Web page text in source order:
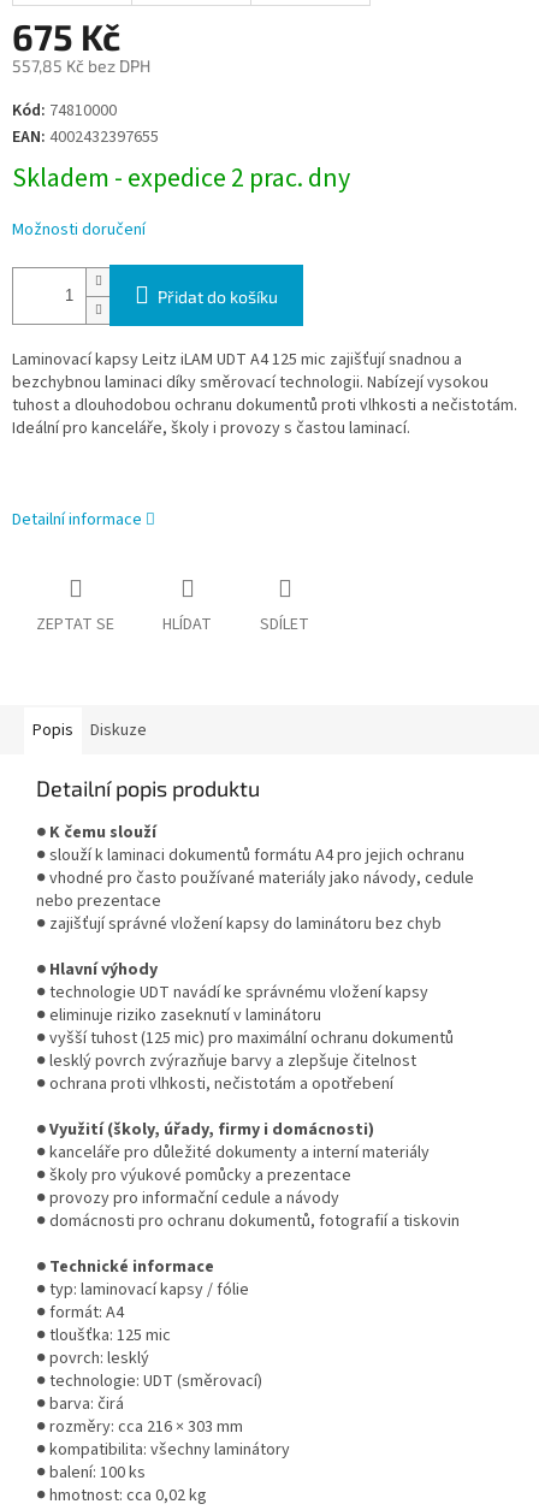
675 Kč
557,85 Kč bez DPH
Měrná
cena:
Kód: 74810000
EAN: 4002432397655
Skladem - expedice 2 prac. dny
Možnosti doručení
Přidat do košíku
Laminovací kapsy Leitz iLAM UDT A4 125 mic zajišťují snadnou a
bezchybnou laminaci díky směrovací technologii. Nabízejí vysokou
tuhost a dlouhodobou ochranu dokumentů proti vlhkosti a nečistotám.
Ideální pro kanceláře, školy i provozy s častou laminací.
Detailní informace
ZEPTAT SE HLÍDAT SDÍLET
Popis Diskuze
Detailní popis produktu
● K čemu slouží
● slouží k laminaci dokumentů formátu A4 pro jejich ochranu
● vhodné pro často používané materiály jako návody, cedule
nebo prezentace
● zajišťují správné vložení kapsy do laminátoru bez chyb
● Hlavní výhody
● technologie UDT navádí ke správnému vložení kapsy
● eliminuje riziko zaseknutí v laminátoru
● vyšší tuhost (125 mic) pro maximální ochranu dokumentů
● lesklý povrch zvýrazňuje barvy a zlepšuje čitelnost
● ochrana proti vlhkosti, nečistotám a opotřebení
● Využití (školy, úřady, firmy i domácnosti)
● kanceláře pro důležité dokumenty a interní materiály
● školy pro výukové pomůcky a prezentace
● provozy pro informační cedule a návody
● domácnosti pro ochranu dokumentů, fotografií a tiskovin
● Technické informace
● typ: laminovací kapsy / fólie
● formát: A4
● tloušťka: 125 mic
● povrch: lesklý
● technologie: UDT (směrovací)
● barva: čirá
● rozměry: cca 216 × 303 mm
● kompatibilita: všechny laminátory
● balení: 100 ks
● hmotnost: cca 0,02 kg